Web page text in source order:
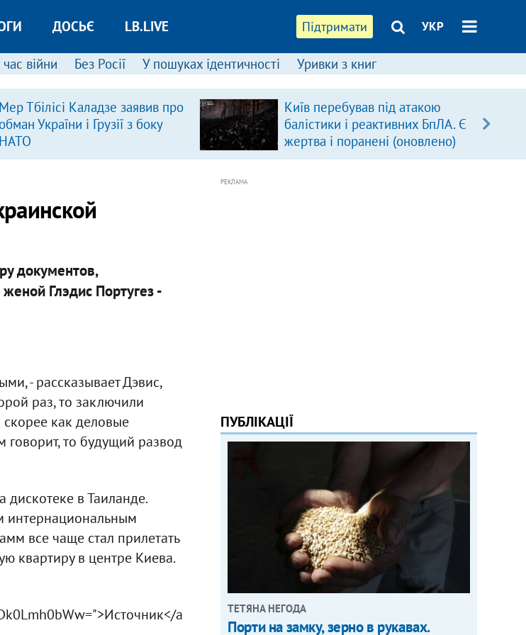
Підтримати УКР
ДОСЬЄ LB.LIVE
час війни Без Росії У пошуках ідентичності Уривки з книг
Мер Тбілісі Каладзе заявив про
обман України і Грузії з боку
НАТО
Київ перебував під атакою
балістики і реактивних БпЛА. Є
жертва і поранені (оновлено)
документов,
Глэдис Португез -
- рассказывает Дэвис,
раз, то заключили
как деловые
говорит, то будущий развод
в Таиланде.
интернациональным
все чаще стал прилетать
квартиру в центре Киева.
a
РЕКЛАМА
ПУБЛІКАЦІЇ
ТЕТЯНА НЕГОДА
Порти на замку, зерно в рукавах.